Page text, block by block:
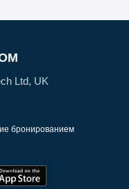
Ltd, UK
бронированием